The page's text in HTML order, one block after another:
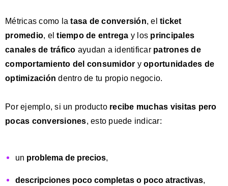
Métricas como latasa de conversión, el ticket
promedio, eltiempo de entrega y los principales
canales de tráfico ayudan a identificar patrones de
comportamiento del consumidor y oportunidades de
optimización dentro de tu propio negocio.
Por ejemplo, si un producto recibe muchas visitas pero
pocas conversiones, esto puede indicar:
un problema de precios,
descripciones poco completas o poco atractivas,